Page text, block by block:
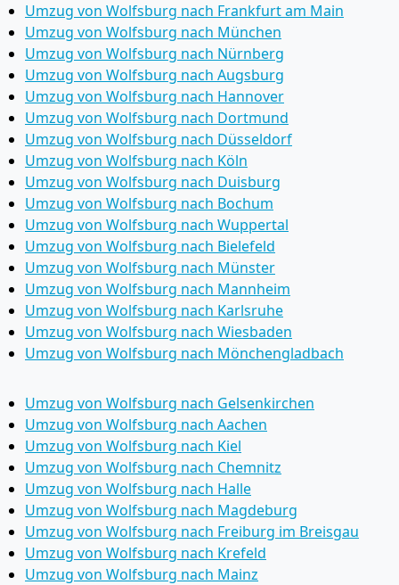
Umzug von Wolfsburg nach Frankfurt am Main
Umzug von Wolfsburg nach München
Umzug von Wolfsburg nach Nürnberg
Umzug von Wolfsburg nach Augsburg
Umzug von Wolfsburg nach Hannover
Umzug von Wolfsburg nach Dortmund
Umzug von Wolfsburg nach Düsseldorf
Umzug von Wolfsburg nach Köln
Umzug von Wolfsburg nach Duisburg
Umzug von Wolfsburg nach Bochum
Umzug von Wolfsburg nach Wuppertal
Umzug von Wolfsburg nach Bielefeld
Umzug von Wolfsburg nach Münster
Umzug von Wolfsburg nach Mannheim
Umzug von Wolfsburg nach Karlsruhe
Umzug von Wolfsburg nach Wiesbaden
Umzug von Wolfsburg nach Mönchen­gladbach
Umzug von Wolfsburg nach Gelsenkirchen
Umzug von Wolfsburg nach Aachen
Umzug von Wolfsburg nach Kiel
Umzug von Wolfsburg nach Chemnitz
Umzug von Wolfsburg nach Halle
Umzug von Wolfsburg nach Magdeburg
Umzug von Wolfsburg nach Freiburg im Breisgau
Umzug von Wolfsburg nach Krefeld
Umzug von Wolfsburg nach Mainz